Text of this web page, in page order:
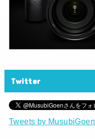
Twitter
Tweets by MusubiGoen